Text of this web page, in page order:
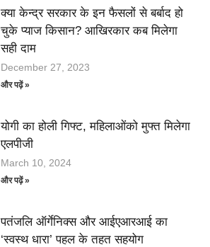
क्या केन्द्र सरकार के इन फैसलों से बर्बाद हो
चुके प्याज किसान? आखिरकार कब मिलेगा
सही दाम
December 27, 2023
और पढ़ें »
योगी का होली गिफ्ट, महिलाओंको मुफ्त मिलेगा
एलपीजी
March 10, 2024
और पढ़ें »
पतंजलि ऑर्गेनिक्स और आईएआरआई का
‘स्वस्थ धारा’ पहल के तहत सहयोग